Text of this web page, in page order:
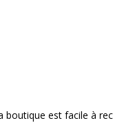
boutique est facile à